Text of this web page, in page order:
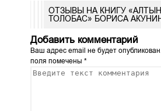
ОТЗЫВЫ НА КНИГУ
ТОЛОБАС» БОРИСА
Добавить комментарий
Ваш адрес email не будет опубликован.
поля помечены *